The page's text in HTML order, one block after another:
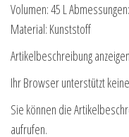
Volumen: 45 L
Material: Kunststoff
Artikelbeschreibung anzeigen
Ihr Browser unterstützt
Sie können die
aufrufen.